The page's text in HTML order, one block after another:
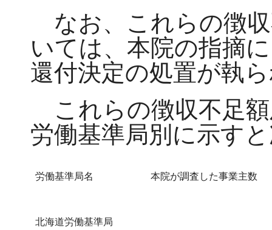
なお、これらの徴
いては、本院の指摘
還付決定の処置が執
これらの徴収不足
労働基準局別に示す
労働基準局名 本院が調査した事業主数
北海道労働基準局